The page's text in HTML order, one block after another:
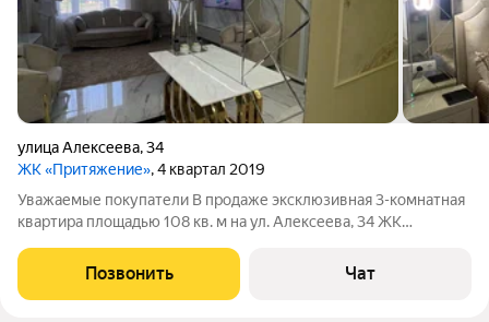
улица Алексеева,34
ЖК «Притяжение», 4 квартал 2019
Уважаемые покупатели В продаже эксклюзивная 3-комнатная
квартира площадью 108 кв. м на ул. Алексеева, 34 ЖК
ремонт и редкое планировочное решение две собственные
застеклённые террасы. Квартира
Позвонить Чат